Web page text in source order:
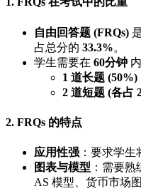
自由回答题 (FRQs)
占总分的 33.3%。
学生需要在 60分钟
1 道长题 (50%)
2 道短题 (各占
2. FRQs 的特点
应用性强 ：要求学生
图表与模型 ：需要
AS 模型、货币市场图